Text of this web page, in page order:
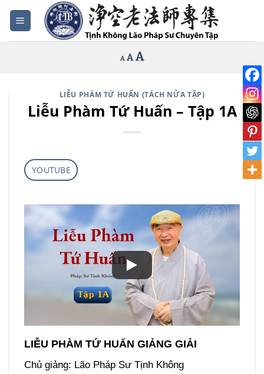
Bỏ
qua
nội
A Decrease
size.
A Reset
size.
A
size.
LIỄU PHÀM TỨ HUẤN (TÁCH NỬA TẬP)
Liễu Phàm Tứ Huấn – Tập 1A
YOUTUBE
LIỄU PHÀM TỨ HUẤN GIẢNG GIẢI
Chủ giảng: Lão Pháp Sư Tịnh Không